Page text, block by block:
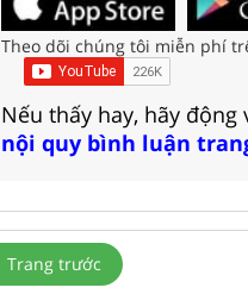
Theo dõi chúng tôi miễn phí
Nếu thấy hay, hãy
nội quy bình luận
Trang trước